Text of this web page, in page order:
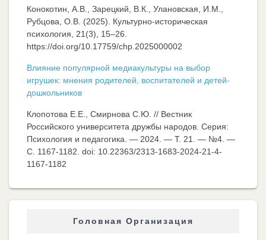
Конокотин, А.В., Зарецкий, В.К., Улановская, И.М.,
Рубцова, О.В. (2025). Культурно-историческая
психология, 21(3), 15–26.
https://doi.org/10.17759/chp.2025000002
Влияние популярной медиакультуры на выбор
игрушек: мнения родителей, воспитателей и детей-
дошкольников
Клопотова Е.Е., Смирнова С.Ю. // Вестник
Российского университета дружбы народов. Серия:
Психология и педагогика. — 2024. — Т. 21. — №4. —
C. 1167-1182. doi: 10.22363/2313-1683-2024-21-4-
1167-1182
Головная Организация